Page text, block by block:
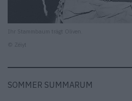
Ihr Stammbaum trägt Oliven.
© Zëiyt
SOMMER SUMMARUM